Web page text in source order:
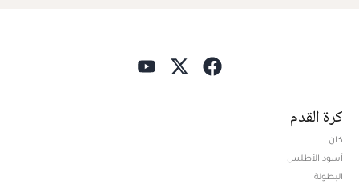
كرة القدم
كان
أسود الأطلس
البطولة